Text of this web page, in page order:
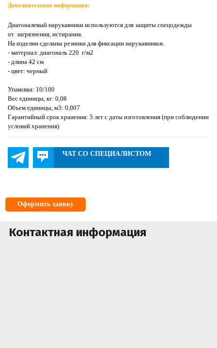
Дополнительная информация:
Диагоналевый нарукавники используются для защиты спецодежды
от загрязнения, истирания.
На изделии сделаны резинки для фиксации нарукавников.
- материал: диагональ 220 г/м2
- длина 42 см
- цвет: черный
Упаковка: 10/100
Вес единицы, кг: 0,08
Объем единицы, м3: 0,007
Гарантийный срок хранения: 5 лет с даты изготовления (при соблюдении
условий хранения)
ЧАТ СО СПЕЦИАЛИСТОМ
Оформить заявку
Контактная информация